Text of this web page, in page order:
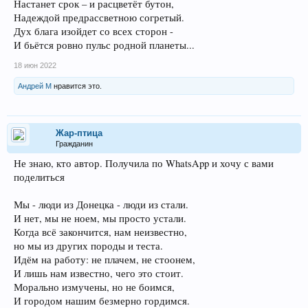
Настанет срок – и расцветёт бутон,
Надеждой предрассветною согретый.
Дух блага изойдет со всех сторон -
И бьётся ровно пульс родной планеты...
18 июн 2022
Андрей М нравится это.
Жар-птица
Гражданин
Не знаю, кто автор. Получила по WhatsApp и хочу с вами
поделиться
Мы - люди из Донецка - люди из стали.
И нет, мы не ноем, мы просто устали.
Когда всё закончится, нам неизвестно,
но мы из других породы и теста.
Идём на работу: не плачем, не стоонем,
И лишь нам известно, чего это стоит.
Морально измучены, но не боимся,
И городом нашим безмерно гордимся.